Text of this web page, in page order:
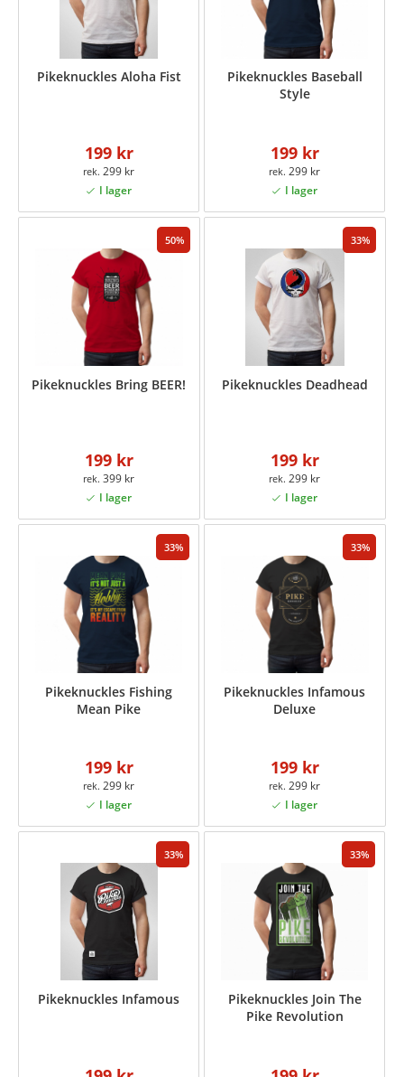
Pikeknuckles Aloha Fist
199 kr
299 kr
Pikeknuckles Baseball
Style
199 kr
299 kr
50
Pikeknuckles Bring BEER!
199 kr
399 kr
33
Pikeknuckles Deadhead
199 kr
299 kr
33
Pikeknuckles Fishing
Mean Pike
199 kr
299 kr
33
Pikeknuckles Infamous
Deluxe
199 kr
299 kr
33
Pikeknuckles Infamous
33
Pikeknuckles Join The
Pike Revolution